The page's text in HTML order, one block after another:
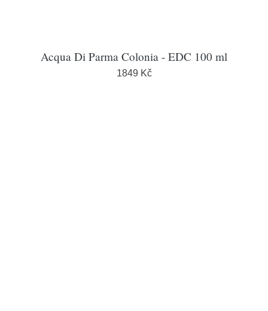
Acqua Di Parma Colonia - EDC 100 ml
1849 Kč